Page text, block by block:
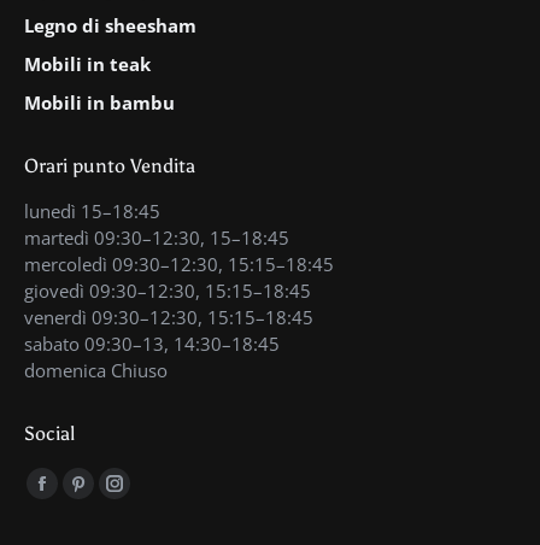
Legno di sheesham
Mobili in teak
Mobili in bambu
Orari punto Vendita
lunedì 15–18:45
martedì 09:30–12:30, 15–18:45
mercoledì 09:30–12:30, 15:15–18:45
giovedì 09:30–12:30, 15:15–18:45
venerdì 09:30–12:30, 15:15–18:45
sabato 09:30–13, 14:30–18:45
domenica Chiuso
Social
Find us on:
Facebook
PinterestInstagram